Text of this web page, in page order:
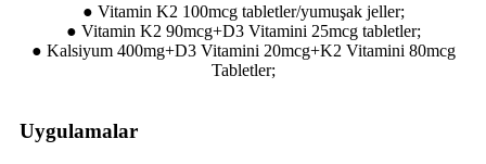
● Vitamin K2 100mcg tabletler/yumuşak jeller;
● Vitamin K2 90mcg+D3 Vitamini 25mcg tabletler;
● Kalsiyum 400mg+D3 Vitamini 20mcg+K2 Vitamini 80mcg
Tabletler;
Uygulamalar